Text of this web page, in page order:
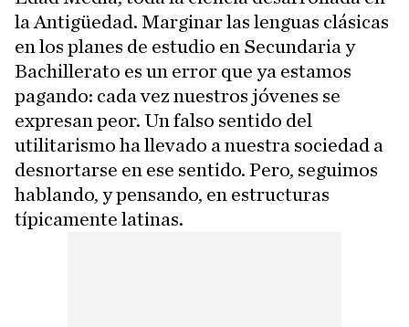
la Antigüedad. Marginar las lenguas clásicas
en los planes de estudio en Secundaria y
Bachillerato es un error que ya estamos
pagando: cada vez nuestros jóvenes se
expresan peor. Un falso sentido del
utilitarismo ha llevado a nuestra sociedad a
desnortarse en ese sentido. Pero, seguimos
hablando, y pensando, en estructuras
típicamente latinas.